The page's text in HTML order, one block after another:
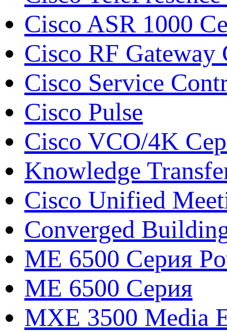
Cisco ASR 1000
Cisco RF Gateway
Cisco Service
Cisco Pulse
Cisco VCO/4K
Knowledge
Cisco Unified
Converged
ME 6500 Серия
ME 6500 Серия
MXE 3500 Media